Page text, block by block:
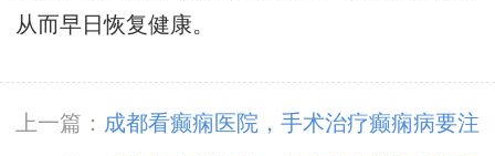
从而早日恢复健康。
上一篇： 成都看癫痫医院，手术治疗癫痫病要注